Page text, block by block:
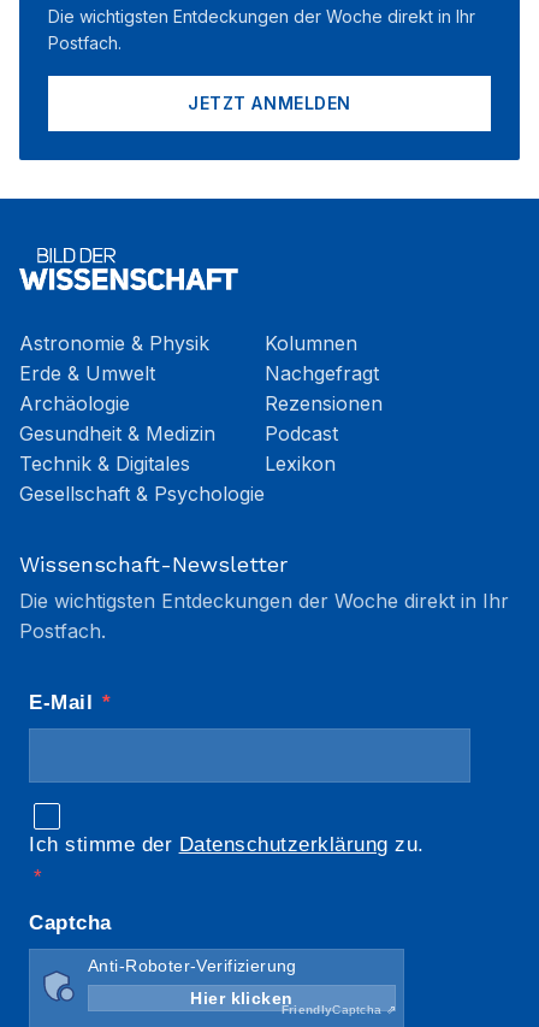
Die wichtigsten Entdeckungen der Woche direkt in Ihr
Postfach.
JETZT ANMELDEN
Astronomie & Physik
Erde & Umwelt
Archäologie
Gesundheit & Medizin
Technik & Digitales
Gesellschaft & Psychologie
Kolumnen
Nachgefragt
Rezensionen
Podcast
Lexikon
Wissenschaft-Newsletter
Die wichtigsten Entdeckungen der Woche direkt in Ihr
Postfach.